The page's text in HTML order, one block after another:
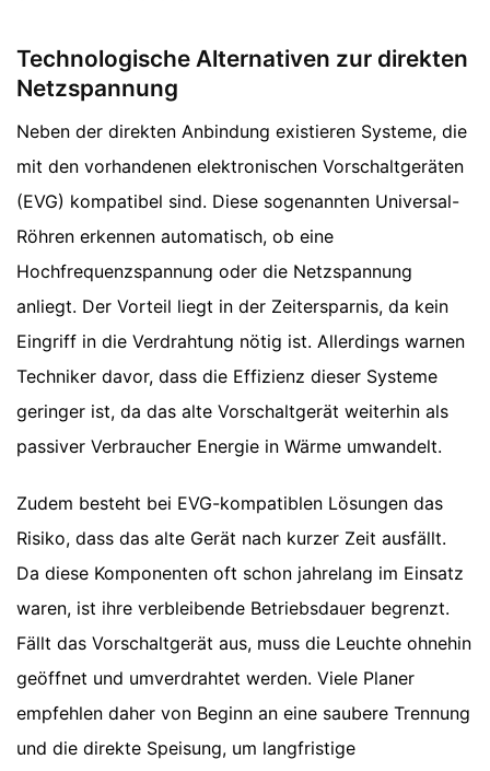
Technologische Alternativen zur direkten
Netzspannung
Neben der direkten Anbindung existieren Systeme, die
mit den vorhandenen elektronischen Vorschaltgeräten
(EVG) kompatibel sind. Diese sogenannten Universal-
Röhren erkennen automatisch, ob eine
Hochfrequenzspannung oder die Netzspannung
anliegt. Der Vorteil liegt in der Zeitersparnis, da kein
Eingriff in die Verdrahtung nötig ist. Allerdings warnen
Techniker davor, dass die Effizienz dieser Systeme
geringer ist, da das alte Vorschaltgerät weiterhin als
passiver Verbraucher Energie in Wärme umwandelt.
Zudem besteht bei EVG-kompatiblen Lösungen das
Risiko, dass das alte Gerät nach kurzer Zeit ausfällt.
Da diese Komponenten oft schon jahrelang im Einsatz
waren, ist ihre verbleibende Betriebsdauer begrenzt.
Fällt das Vorschaltgerät aus, muss die Leuchte ohnehin
geöffnet und umverdrahtet werden. Viele Planer
empfehlen daher von Beginn an eine saubere Trennung
und die direkte Speisung, um langfristige